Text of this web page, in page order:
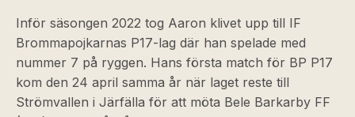
Inför säsongen 2022 tog Aaron klivet upp till IF
Brommapojkarnas P17-lag där han spelade med
nummer 7 på ryggen. Hans första match för BP P17
kom den 24 april samma år när laget reste till
Strömvallen i Järfälla för att möta Bele Barkarby FF